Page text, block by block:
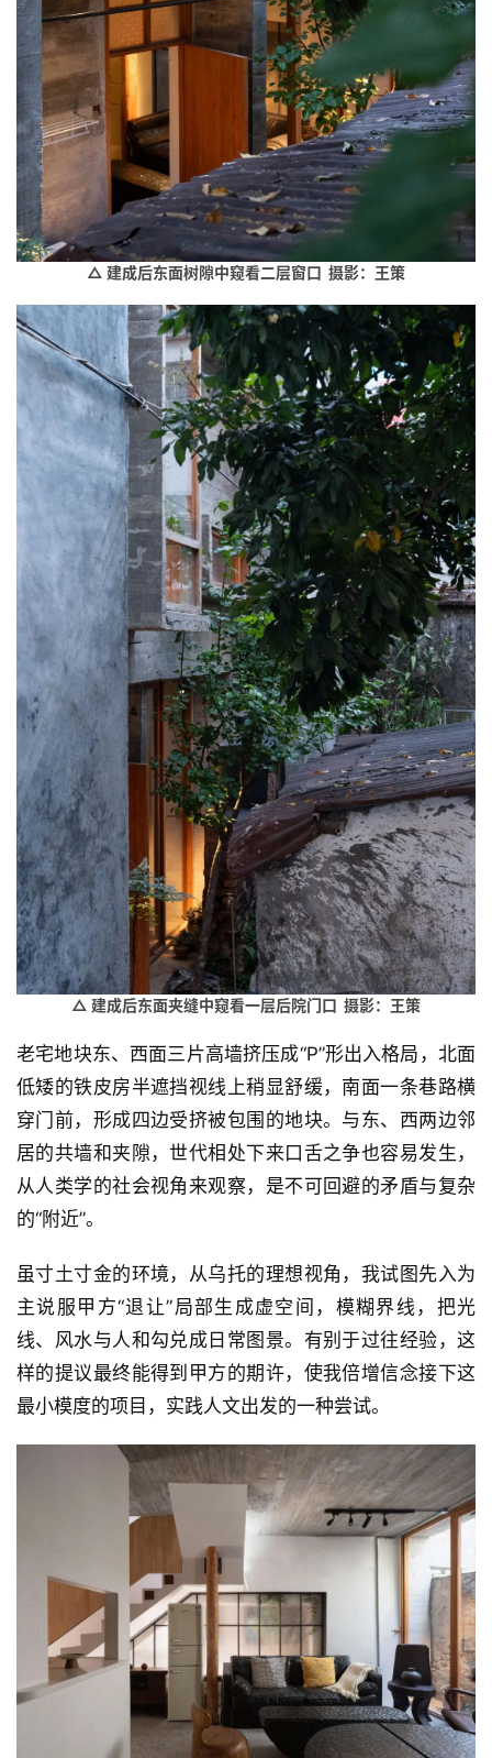
△ 建成后东面树隙中窥看二层窗口 摄影：王策
△ 建成后东面夹缝中窥看一层后院门口 摄影：王策
老宅地块东、西面三片高墙挤压成“P”形出入格局，北面
低矮的铁皮房半遮挡视线上稍显舒缓，南面一条巷路横
穿门前，形成四边受挤被包围的地块。与东、西两边邻
居的共墙和夹隙，世代相处下来口舌之争也容易发生，
从人类学的社会视角来观察，是不可回避的矛盾与复杂
的“附近”。
虽寸土寸金的环境，从乌托的理想视角，我试图先入为
主说服甲方“退让”局部生成虚空间，模糊界线，把光
线、风水与人和勾兑成日常图景。有别于过往经验，这
样的提议最终能得到甲方的期许，使我倍增信念接下这
最小模度的项目，实践人文出发的一种尝试。